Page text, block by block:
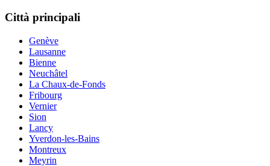
Città principali
Genève
Lausanne
Bienne
Neuchâtel
La Chaux-de-Fonds
Fribourg
Vernier
Sion
Lancy
Yverdon-les-Bains
Montreux
Meyrin